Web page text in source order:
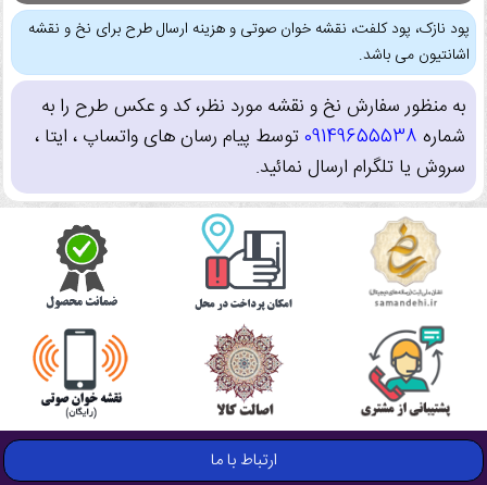
پود نازک، پود کلفت، نقشه خوان صوتی و هزینه ارسال طرح برای نخ و نقشه
اشانتیون می باشد.
به منظور سفارش نخ و نقشه مورد نظر، کد و عکس طرح را به
شماره 09149655538توسط پیام رسان های واتساپ ، ایتا ،
سروش یا تلگرام ارسال نمائید.
ارتباط با ما